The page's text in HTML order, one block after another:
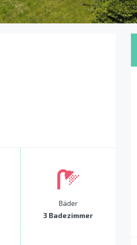
Bäder
3 Badezimmer